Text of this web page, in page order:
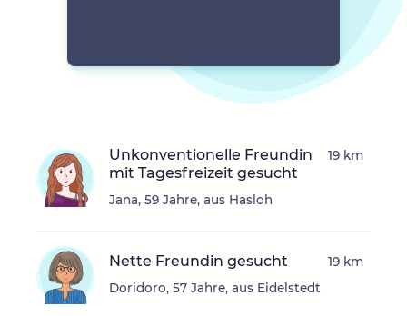
Unkonventionelle Freundin
mit Tagesfreizeit gesucht
Jana, 59 Jahre, aus Hasloh
19 km
Nette Freundin gesucht
Doridoro, 57 Jahre, aus Eidelstedt
19 km